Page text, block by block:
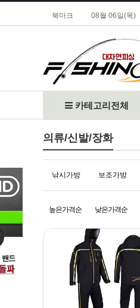
북마크 08월 06일(목)
카테고리전체
의류/신발/장화
낚시가방 보조가방
높은가격순 낮은가격순